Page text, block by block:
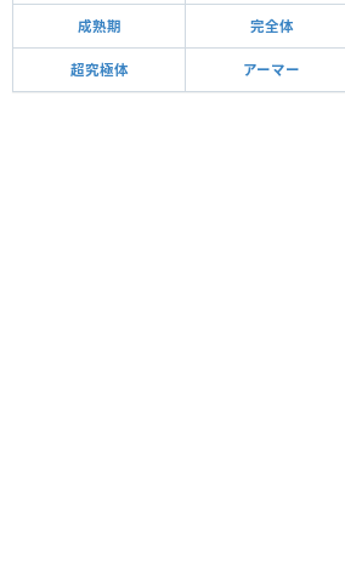
成熟期 完全体
超究極体 アーマー